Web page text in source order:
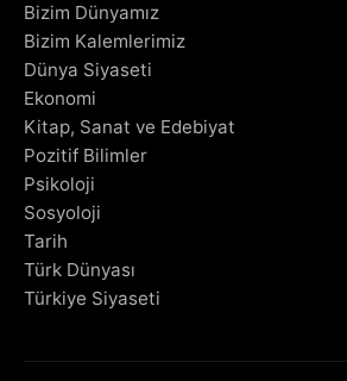
Bizim Dünyamız
Bizim Kalemlerimiz
Dünya Siyaseti
Ekonomi
Kitap, Sanat ve Edebiyat
Pozitif Bilimler
Psikoloji
Sosyoloji
Tarih
Türk Dünyası
Türkiye Siyaseti